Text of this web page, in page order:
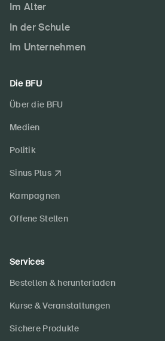
Im Alter
In der Schule
Im Unternehmen
Die BFU
Über die BFU
Medien
Politik
Sinus Plus
Kampagnen
Offene Stellen
Services
Bestellen & herunterladen
Kurse & Veranstaltungen
Sichere Produkte